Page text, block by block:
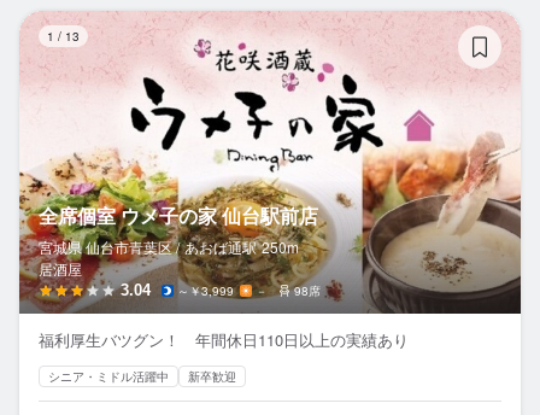
1 / 13
全席個室 ウメ子の家 仙台駅前店
宮城県 仙台市青葉区 / あおば通駅 250m
居酒屋
3.04 ～￥3,999 － 98席
福利厚生バツグン！ 年間休日110日以上の実績あり
シニア・ミドル活躍中 新卒歓迎